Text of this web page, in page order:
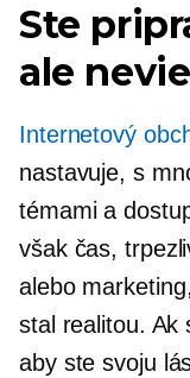
Ste
ale
Internetový
nastavuje, s
témami a
však čas,
alebo
stal realitou. Ak
aby ste svoju